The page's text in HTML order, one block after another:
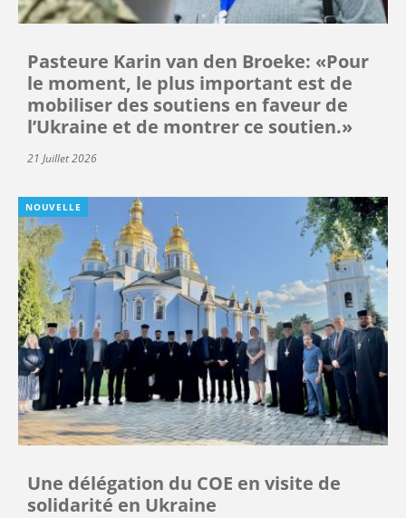
Pasteure Karin van den Broeke: «Pour
le moment, le plus important est de
mobiliser des soutiens en faveur de
l’Ukraine et de montrer ce soutien.»
21 Juillet 2026
NOUVELLE
Une délégation du COE en visite de
solidarité en Ukraine